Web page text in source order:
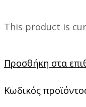
This product is
Προσθήκη στα
Κωδικός